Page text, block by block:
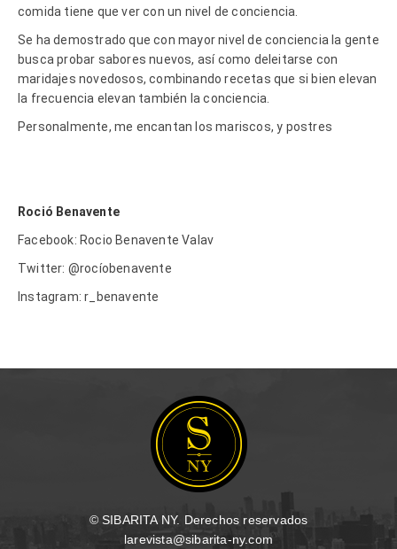
comida tiene que ver con un nivel de conciencia.
Se ha demostrado que con mayor nivel de conciencia la gente
busca probar sabores nuevos, así como deleitarse con
maridajes novedosos, combinando recetas que si bien elevan
la frecuencia elevan también la conciencia.
Personalmente, me encantan los mariscos, y postres
Roció Benavente
Facebook: Rocio Benavente Valav
Twitter: @rocíobenavente
Instagram: r_benavente
© SIBARITA NY. Derechos reservados
larevista@sibarita-ny.com